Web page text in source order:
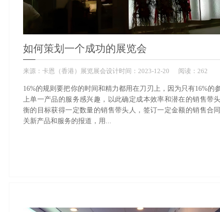
如何策划一个成功的展览会
来源： 卡恩（香港）展览展会设计时间： 2023-12-20 阅读：262
16%的规则要把你的时间和精力都用在刀刃上，因为只有16%的
上单一产品的服务感兴趣，以此确定成本效率和潜在的销售带
衡的目标获得一定数量的销售带头人，签订一定金额的销售合
关新产品和服务的报道，用...